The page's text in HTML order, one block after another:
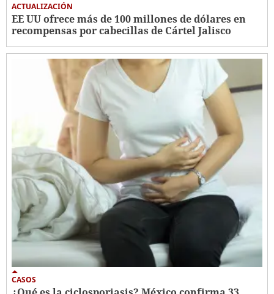
ACTUALIZACIÓN
EE UU ofrece más de 100 millones de dólares en
recompensas por cabecillas de Cártel Jalisco
CASOS